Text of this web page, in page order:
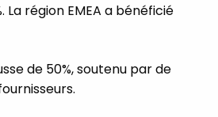
La région EMEA a bénéficié
de 50%, soutenu par de